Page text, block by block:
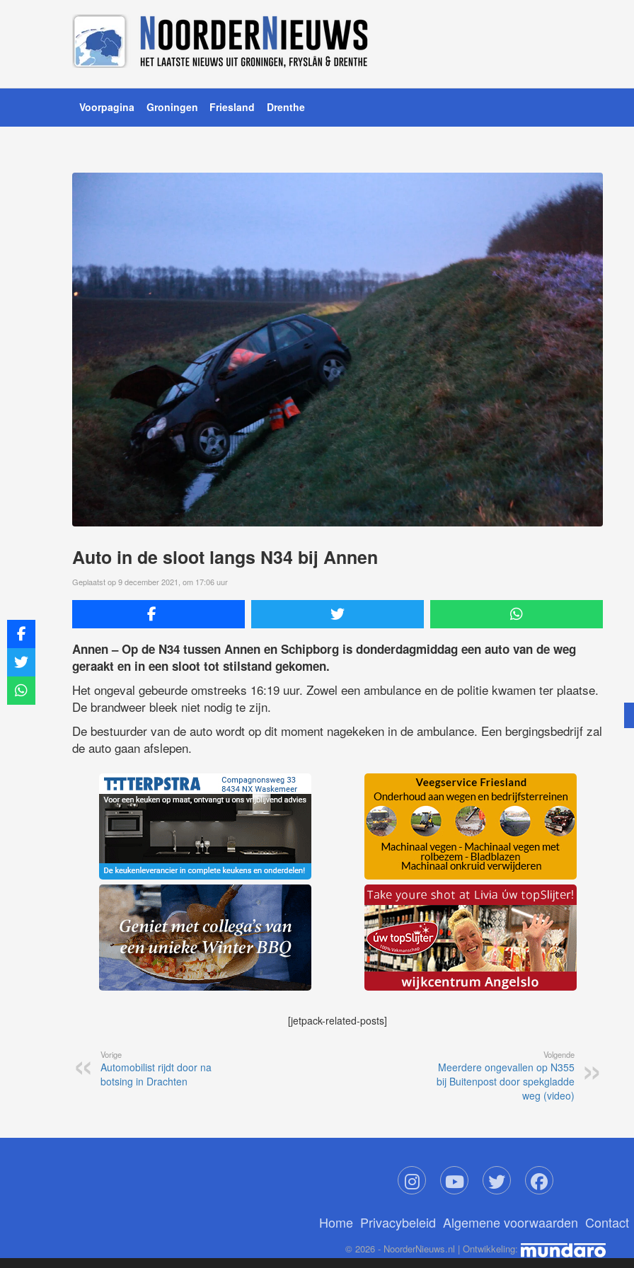
Voorpagina Groningen Friesland Drenthe
Auto in de sloot langs N34 bij Annen
Geplaatst op 9 december 2021, om 17:06 uur
Annen – Op de N34 tussen Annen en Schipborg is donderdagmiddag een auto van de weg
geraakt en in een sloot tot stilstand gekomen.
Het ongeval gebeurde omstreeks 16:19 uur. Zowel een ambulance en de politie kwamen ter plaatse.
De brandweer bleek niet nodig te zijn.
De bestuurder van de auto wordt op dit moment nagekeken in de ambulance. Een bergingsbedrijf zal
de auto gaan afslepen.
[jetpack-related-posts]
Vorige
Automobilist rijdt door na
botsing in Drachten
Volgende
Meerdere ongevallen op N355
bij Buitenpost door spekgladde
weg (video)
Home Privacybeleid Algemene voorwaarden Contact
© 2026 - NoorderNieuws.nl | Ontwikkeling: